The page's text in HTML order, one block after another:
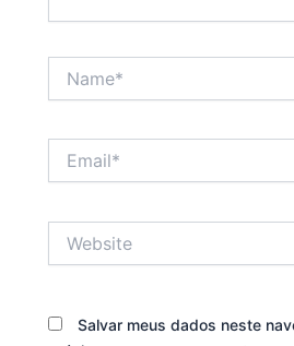
Salvar meus dados neste